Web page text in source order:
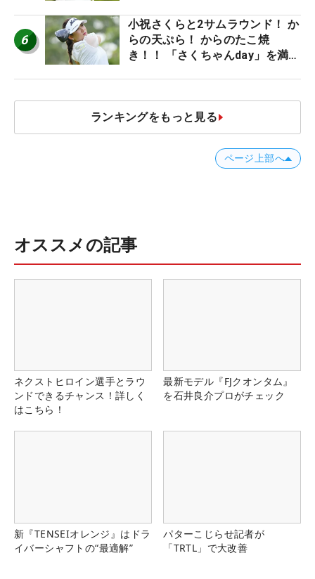
6
小祝さくらと2サムラウンド！ か
らの天ぷら！ からのたこ焼
き！！ 「さくちゃんday」を満喫
ランキングをもっと見る
ページ上部へ
オススメの記事
ネクストヒロイン選手とラウ
ンドできるチャンス！詳しく
はこちら！
最新モデル『FJクオンタム』
を石井良介プロがチェック
新『TENSEIオレンジ』はドラ
イバーシャフトの“最適解”
パターこじらせ記者が
「TRTL」で大改善